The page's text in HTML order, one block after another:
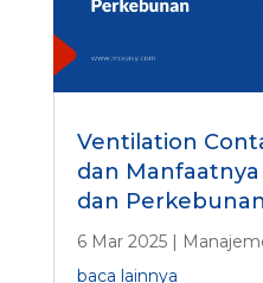
Ventilation
dan
dan Perkebunan
6 Mar 2025|
baca lainnya